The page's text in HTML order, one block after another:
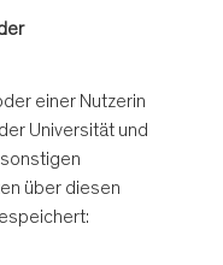
einer Nutzerin
Universität und
über diesen